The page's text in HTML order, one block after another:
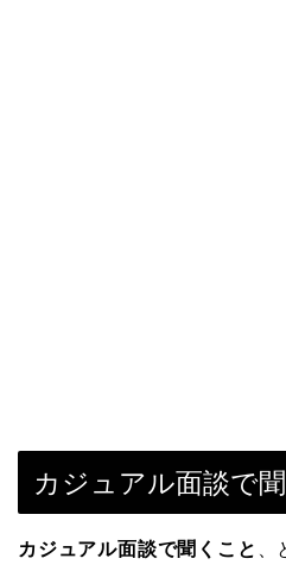
カジュアル面談で
カジュアル面談で聞くこと